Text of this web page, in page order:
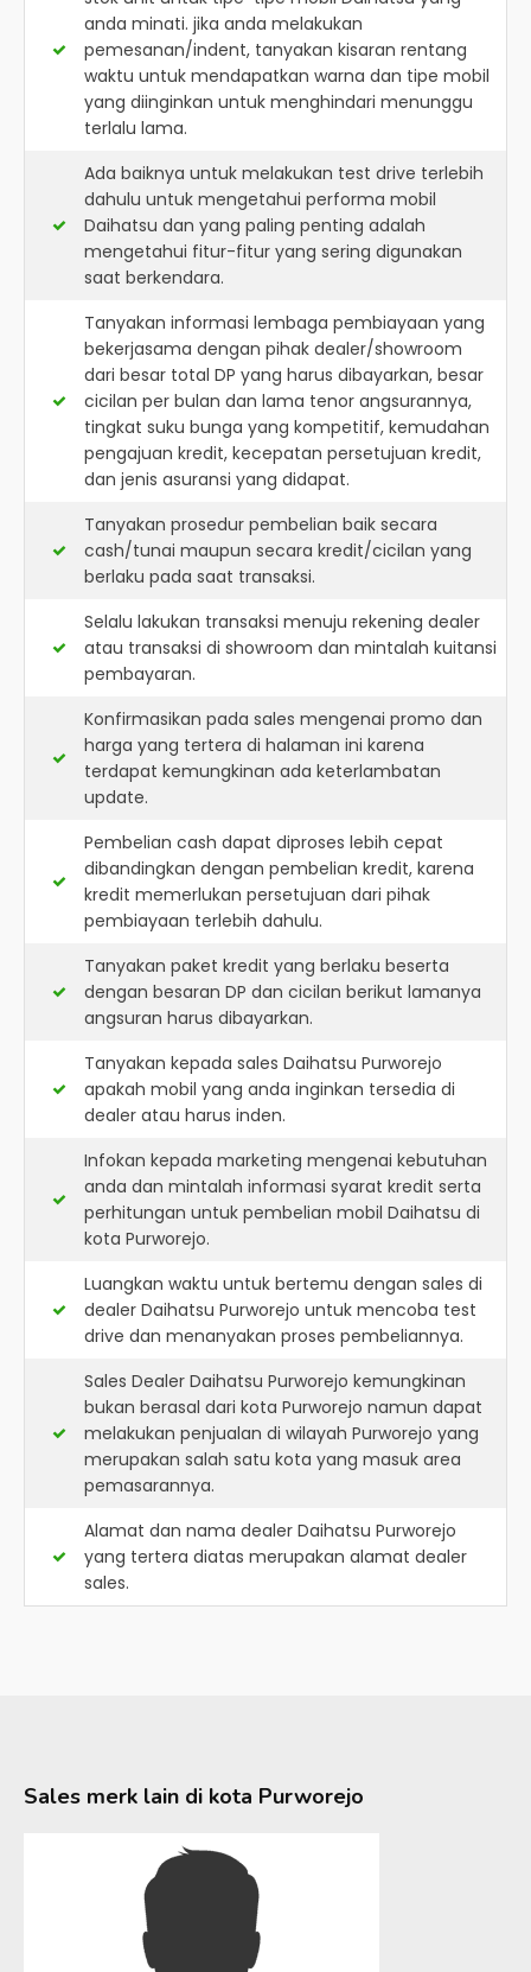
anda minati. jika anda melakukan
pemesanan/indent, tanyakan kisaran rentang
waktu untuk mendapatkan warna dan tipe mobil
yang diinginkan untuk menghindari menunggu
terlalu lama.
Ada baiknya untuk melakukan test drive terlebih
dahulu untuk mengetahui performa mobil
Daihatsu dan yang paling penting adalah
mengetahui fitur-fitur yang sering digunakan
saat berkendara.
Tanyakan informasi lembaga pembiayaan yang
bekerjasama dengan pihak dealer/showroom
dari besar total DP yang harus dibayarkan, besar
cicilan per bulan dan lama tenor angsurannya,
tingkat suku bunga yang kompetitif, kemudahan
pengajuan kredit, kecepatan persetujuan kredit,
dan jenis asuransi yang didapat.
Tanyakan prosedur pembelian baik secara
cash/tunai maupun secara kredit/cicilan yang
berlaku pada saat transaksi.
Selalu lakukan transaksi menuju rekening dealer
atau transaksi di showroom dan mintalah kuitansi
pembayaran.
Konfirmasikan pada sales mengenai promo dan
harga yang tertera di halaman ini karena
terdapat kemungkinan ada keterlambatan
update.
Pembelian cash dapat diproses lebih cepat
dibandingkan dengan pembelian kredit, karena
kredit memerlukan persetujuan dari pihak
pembiayaan terlebih dahulu.
Tanyakan paket kredit yang berlaku beserta
dengan besaran DP dan cicilan berikut lamanya
angsuran harus dibayarkan.
Tanyakan kepada sales Daihatsu Purworejo
apakah mobil yang anda inginkan tersedia di
dealer atau harus inden.
Infokan kepada marketing mengenai kebutuhan
anda dan mintalah informasi syarat kredit serta
perhitungan untuk pembelian mobil Daihatsu di
kota Purworejo.
Luangkan waktu untuk bertemu dengan sales di
dealer Daihatsu Purworejo untuk mencoba test
drive dan menanyakan proses pembeliannya.
Sales Dealer Daihatsu Purworejo kemungkinan
bukan berasal dari kota Purworejo namun dapat
melakukan penjualan di wilayah Purworejo yang
merupakan salah satu kota yang masuk area
pemasarannya.
Alamat dan nama dealer Daihatsu Purworejo
yang tertera diatas merupakan alamat dealer
sales.
Sales merk lain di kota Purworejo